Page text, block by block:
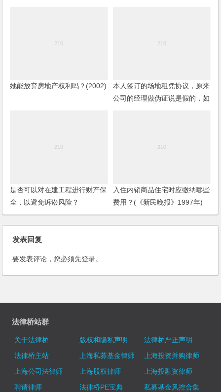
她能放弃房地产权利吗？(2002)
本人签订的场地租凭协议，原来
公司的经理做伪证说是假的，如
是否可以对在建工程进行财产保
全，以避免诉讼风险？
入住内销商品住宅时应缴纳哪些
费用？(《新民晚报》1997年)
发表回复
要发表评论，您必须先登录。
法律桥站群
关于法律桥 版权和隐私声明
法律桥严正声明
法律桥主站
上海私募基金律师
上海投资并购律师
上海公司法律师
上海股权律师
上海投融资律师
聘请律师
法律桥PE宝典
私募基金风控合集